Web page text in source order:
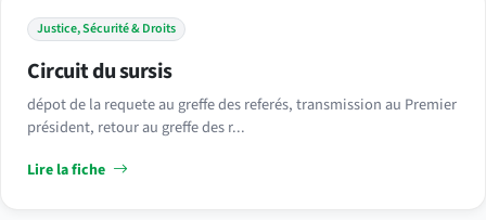
Justice, Sécurité & Droits
Circuit du sursis
dépot de la requete au greffe des referés, transmission au Premier
président, retour au greffe des r...
Lire la fiche